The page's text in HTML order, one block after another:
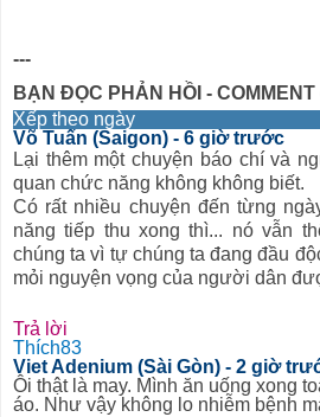
---
BẠN ĐỌC PHẢN HỒI - COMMENT
Xếp theo ngày
Võ Tuấn (Saigon) - 6 giờ trước
Lại thêm một chuyện báo chí và
quan chức năng không không biết.
Có rất nhiều chuyện đến từng
năng tiếp thu xong thì... nó vẫn
chúng ta vì tự chúng ta đang đầu
mỏi nguyện vọng của người dân
Trả lời
Thích83
Viet Adenium (Sài Gòn) - 2 giờ
Ôi thật là may. Mình ăn uống xong
áo. Như vậy không lo nhiễm bệnh